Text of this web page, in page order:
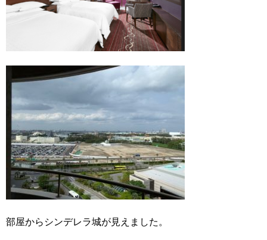
部屋からシンデレラ城が見えました。